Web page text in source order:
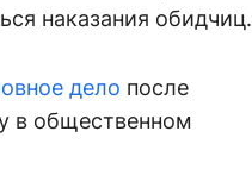
наказания обидчиц.
дело после
в общественном